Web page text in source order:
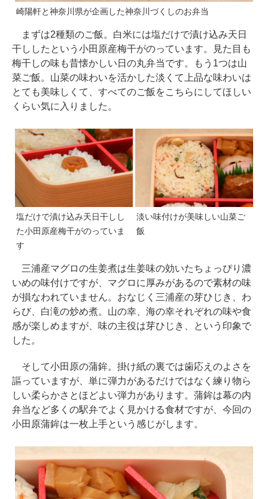
崎陽軒と神奈川県が企画した神奈川づくしのお弁当
まずは2種類のご飯。白米には塩だけで漬け込み天日
干ししたという小田原産梅干がのっています。見た目も
梅干しの味も昔懐かしい日の丸弁当です。もう1つは山
菜ご飯。山菜の味わいを活かした淡くて上品な味わいは
とても美味しくて、すべてのご飯をこちらにしてほしい
くらい気に入りました。
塩だけで漬け込み天日干しし
た小田原産梅干がのっていま
す
淡い味付けが美味しい山菜ご
飯
三浦産マグロの生姜煮は生姜味の効いたちょっぴり濃
いめの味付けですが、マグロに厚みがあるので素材の味
が損なわれていません。おなじく三浦産の芽ひじき、わ
らび、白滝の炒め煮。山の幸、海の幸それぞれの味や食
感が楽しめますが、味の主役は芽ひじき、という印象で
した。
そして小田原の蒲鉾。掛け紙の裏では歯応えのよさを
謳っていますが、単に弾力があるだけではなく練り物ら
しい柔らかさとほどよい弾力があります。蒲鉾は幕の内
弁当など多くの駅弁でよく見かける食材ですが、今回の
小田原蒲鉾は一枚上手という感じがします。